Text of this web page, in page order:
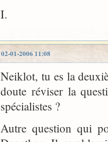
I.
02-01-2006 11:08
Neiklot, tu es la
doute réviser la
spécialistes ?
Autre question qui